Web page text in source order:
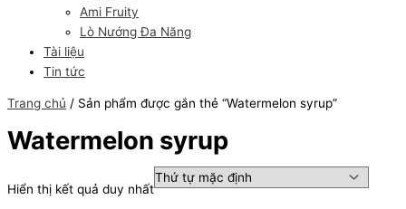
Ami Fruity
Lò Nướng Đa Năng
Tài liệu
Tin tức
Trang chủ / Sản phẩm được gắn thẻ “Watermelon syrup”
Watermelon syrup
Hiển thị kết quả duy nhất